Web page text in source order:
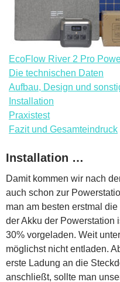
EcoFlow River 2 Pro
Die technischen Daten
Aufbau, Design und
Installation
Praxistest
Fazit und Gesamteindruck
Installation …
Damit kommen wir nach
auch schon zur
man am besten erstmal
der Akku der Powerstation
30% vorgeladen. Weit
möglichst nicht entladen.
erste Ladung an die
anschließt, sollte man